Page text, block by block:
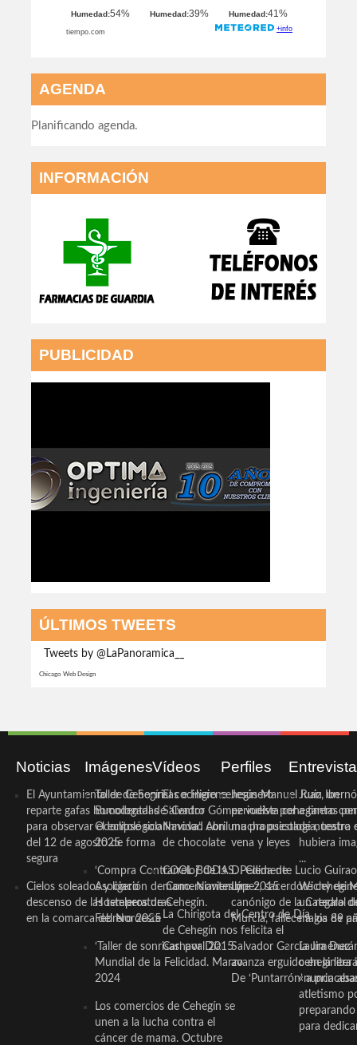
AGENDA
Planificando agenda.
INFORMACIÓN
PUBLICIDAD
ÚLTIMOS TWEETS
Tweets by @LaPanoramica__
Chicago Web Design
Noticias
El Ayuntamiento de Cehegín
reparte gafas homologadas
para observar el eclipse solar
del 12 de agosto de forma
segura
Cielos soleados y ligero
descenso de las temperaturas
en la comarca del Noroeste
Imágenes
Taller de Sonrisas e Higiene
Bucodental de ‘Centro
Odontológico Innova’. Abril
2025
‘Compra Contrarreloj’ de la
Asociación de Comerciantes y
Hosteleros de Cehegín.
Febrero 2025
‘Taller de sonrisas’ por Día
Mundial de la Felicidad. Marzo
2024
Los comercios de Cehegín se
unen a la lucha contra el
cáncer de mama. Octubre
Vídeos
El cocinero ceheginero
Salvador Gómez vuelve por
Navidad con una propuesta
de chocolate
COOL BODAS. Pedida de
mano. Noviembre 2015
La Chirigota del Centro de Día
de Cehegín nos felicita el
Carnaval 2015
Perfiles
Jesús Manuel Ruiz, un
periodista ceheginero con
mucha psicología, teatro
vena y leyes
D. Clemente Lucio Guirao
López, sacerdote
canónigo de la Catedral
Murcia, fallece a los 89
Salvador García Jiménez
avanza erguido en la
De ‘Puntarrón’ a
Juan
a tantas
de nuestra
hubiera
...
Wichy de
un regalo
magia de
Laura
ceheginera
«nunca
atletismo
para